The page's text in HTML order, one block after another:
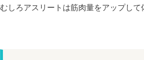
むしろアスリートは筋肉量をアップし